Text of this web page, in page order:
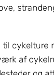
til cykelture
af